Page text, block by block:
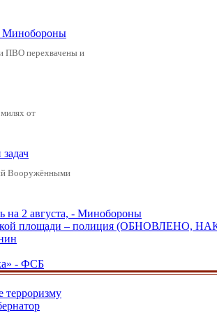
Минобороны
ПВО перехвачены и
от
Вооружёнными
на 2 августа, - Минобороны
площади – полиция (ОБНОВЛЕНО,
- ФСБ
терроризму